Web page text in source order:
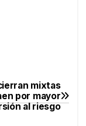
mixtas
por mayor
al riesgo